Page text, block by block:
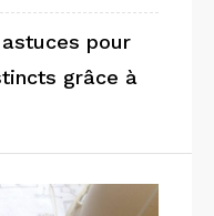
pour
grâce à